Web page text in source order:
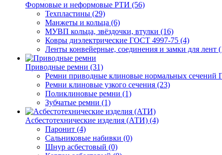
Формовые и неформовые РТИ (56)
Техпластины (29)
Манжеты и кольца (6)
МУВП кольца, звёздочки, втулки (16)
Ковры диэлектрические ГОСТ 4997-75 (4)
Ленты конвейерные, соединения и замки для лент
Приводные ремни (31)
Ремни приводные клиновые нормальных сечений
Ремни клиновые узкого сечения (23)
Поликлиновые ремни (1)
Зубчатые ремни (1)
Асбестотехнические изделия (АТИ) (4)
Паронит (4)
Сальниковые набивки (0)
Шнур асбестовый (0)